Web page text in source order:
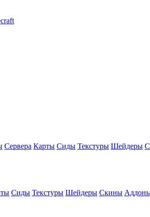
Сервера Карты Сиды Текстуры Шейдеры
Сиды Текстуры Шейдеры Скины